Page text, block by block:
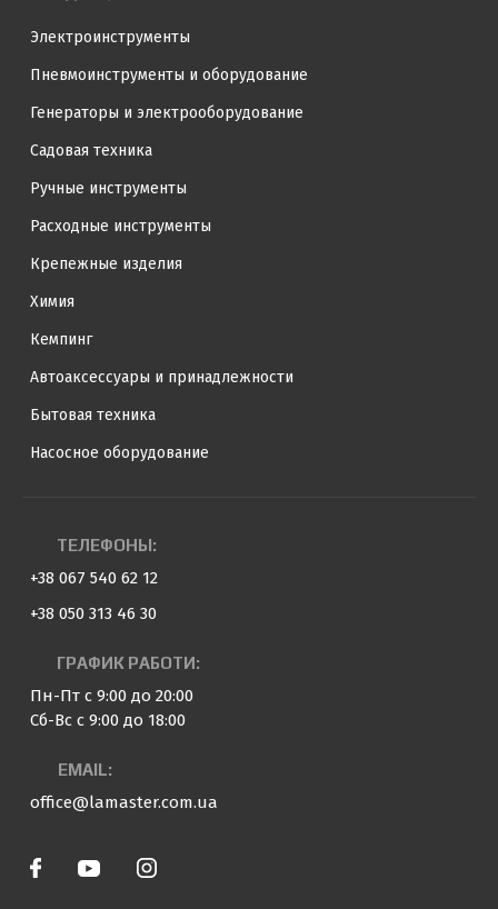
Электроинструменты
Пневмоинструменты и оборудование
Генераторы и электрооборудование
Садовая техника
Ручные инструменты
Расходные инструменты
Крепежные изделия
Химия
Кемпинг
Автоаксессуары и принадлежности
Бытовая техника
Насосное оборудование
ТЕЛЕФОНЫ:
+38 067 540 62 12
+38 050 313 46 30
ГРАФИК РАБОТИ:
Пн-Пт с 9:00 до 20:00
Сб-Вс с 9:00 до 18:00
EMAIL:
office@lamaster.com.ua